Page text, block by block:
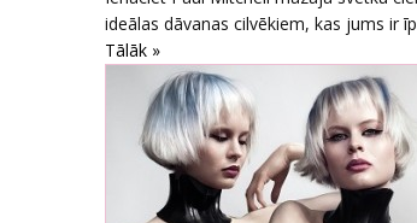
ideālas dāvanas cilvēkiem, kas jums ir
Tālāk »